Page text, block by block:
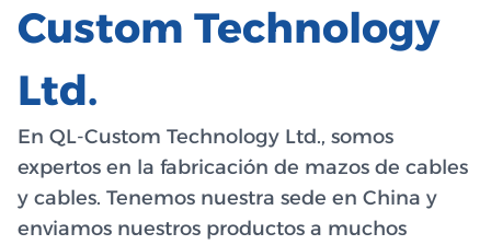
Custom Technology
Ltd.
En QL-Custom Technology Ltd., somos
expertos en la fabricación de mazos de cables
y cables. Tenemos nuestra sede en China y
enviamos nuestros productos a muchos